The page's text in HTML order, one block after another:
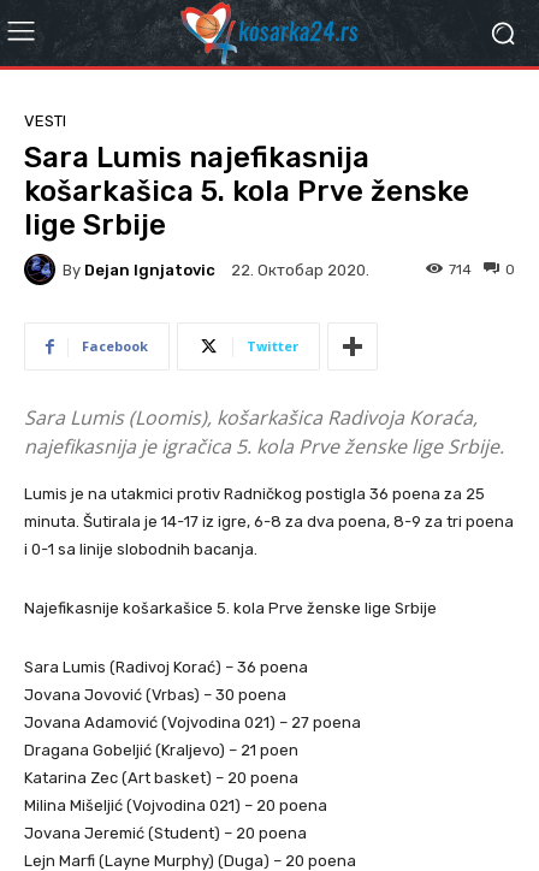
VESTI
Sara Lumis najefikasnija
košarkašica 5. kola Prve ženske
lige Srbije
By Dejan Ignjatovic 22. Октобар 2020. 0
714
Facebook Twitter
Sara Lumis (Loomis), košarkašica Radivoja Koraća,
najefikasnija je igračica 5. kola Prve ženske lige Srbije.
Lumis je na utakmici protiv Radničkog postigla 36 poena za 25
minuta. Šutirala je 14-17 iz igre, 6-8 za dva poena, 8-9 za tri poena
i 0-1 sa linije slobodnih bacanja.
Najefikasnije košarkašice 5. kola Prve ženske lige Srbije
Sara Lumis (Radivoj Korać) – 36 poena
Jovana Jovović (Vrbas) – 30 poena
Jovana Adamović (Vojvodina 021) – 27 poena
Dragana Gobeljić (Kraljevo) – 21 poen
Katarina Zec (Art basket) – 20 poena
Milina Mišeljić (Vojvodina 021) – 20 poena
Jovana Jeremić (Student) – 20 poena
Lejn Marfi (Layne Murphy) (Duga) – 20 poena